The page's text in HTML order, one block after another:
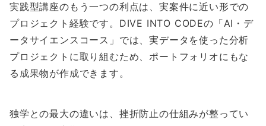
実践型講座のもう一つの利点は、実案件に近い形での
プロジェクト経験です。DIVE INTO CODEの「AI・デ
ータサイエンスコース」では、実データを使った分析
プロジェクトに取り組むため、ポートフォリオにもな
る成果物が作成できます。
独学との最大の違いは、挫折防止の仕組みが整ってい